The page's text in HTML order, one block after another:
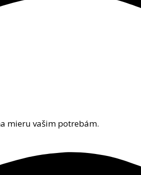
mieru vašim potrebám.